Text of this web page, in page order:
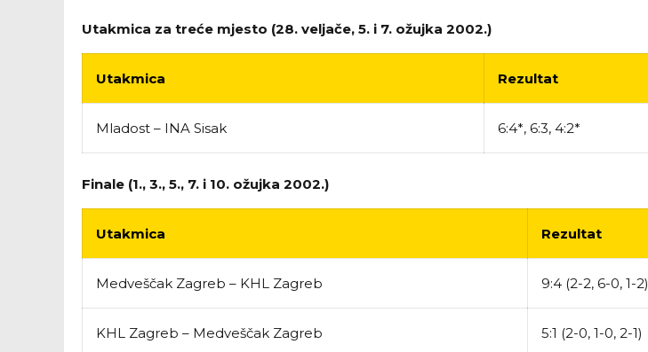
Utakmica za treće mjesto (28. veljače, 5. i 7. ožujka 2002.)
Utakmica Rezultat
Mladost – INA Sisak 6:4*, 6:3, 4:2*
Finale (1., 3., 5., 7. i 10. ožujka 2002.)
Utakmica Rezultat
Medveščak Zagreb – KHL Zagreb 9:4 (2-2, 6-0, 1-2)
KHL Zagreb – Medveščak Zagreb 5:1 (2-0, 1-0, 2-1)